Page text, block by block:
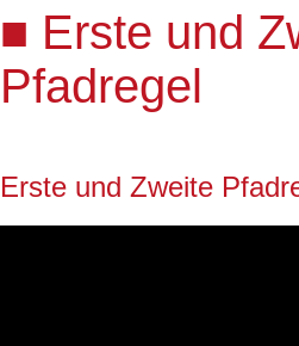
Erste und
Pfadregel
Erste und Zweite